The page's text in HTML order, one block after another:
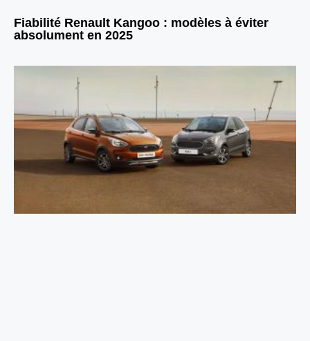
Fiabilité Renault Kangoo : modèles à éviter
absolument en 2025